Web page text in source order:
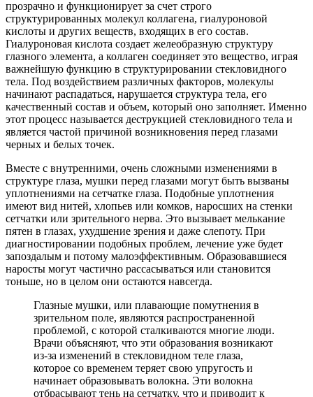
прозрачно и функционирует за счет строго
структурированных молекул коллагена, гиалуроновой
кислоты и других веществ, входящих в его состав.
Гиалуроновая кислота создает желеобразную структуру
глазного элемента, а коллаген соединяет это вещество, играя
важнейшую функцию в структурировании стекловидного
тела. Под воздействием различных факторов, молекулы
начинают распадаться, нарушается структура тела, его
качественный состав и объем, который оно заполняет. Именно
этот процесс называется деструкцией стекловидного тела и
является частой причиной возникновения перед глазами
черных и белых точек.
Вместе с внутренними, очень сложными изменениями в
структуре глаза, мушки перед глазами могут быть вызваны
уплотнениями на сетчатке глаза. Подобные уплотнения
имеют вид нитей, хлопьев или комков, наросших на стенки
сетчатки или зрительного нерва. Это вызывает мелькание
пятен в глазах, ухудшение зрения и даже слепоту. При
диагностировании подобных проблем, лечение уже будет
запоздалым и потому малоэффективным. Образовавшиеся
наросты могут частично рассасываться или становится
тоньше, но в целом они остаются навсегда.
Глазные мушки, или плавающие помутнения в
зрительном поле, являются распространенной
проблемой, с которой сталкиваются многие люди.
Врачи объясняют, что эти образования возникают
из-за изменений в стекловидном теле глаза,
которое со временем теряет свою упругость и
начинает образовывать волокна. Эти волокна
отбрасывают тень на сетчатку, что и приводит к